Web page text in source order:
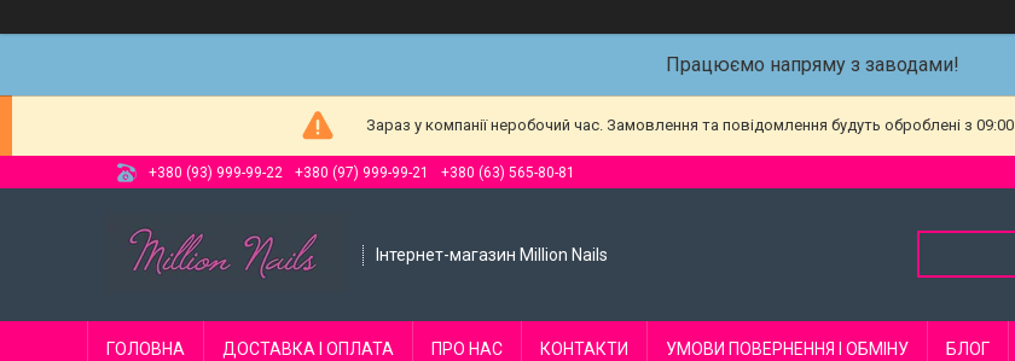
Працюємо напряму з заводами!
Зараз у компанії неробочий час. Замовлення та повідомлення будуть оброблені з
+380 (93) 999-99-22 +380 (97) 999-99-21 +380 (63) 565-80-81
Інтернет-магазин Million Nails
ГОЛОВНА ДОСТАВКА І ОПЛАТА ПРО НАС КОНТАКТИ УМОВИ ПОВЕРНЕННЯ І ОБМІНУ БЛОГ